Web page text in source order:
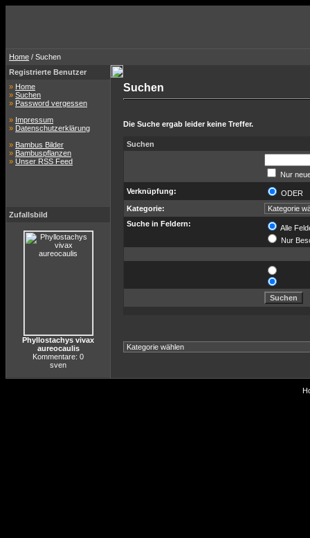
Home / Suchen
Registrierte Benutzer
» Home
» Suchen
» Password vergessen
» Impressum
» Datenschutzerklärung
» Bambus Bilder
» Bambuspflanzen
» Unser RSS Feed
Zufallsbild
Phyllostachys vivax
aureocaulis
Kommentare: 0
sven
Suchen
Die Suche ergab leider keine Treffer.
Suchen
Nur
Verknüpfung:
ODER
Kategorie:
Suche in Feldern:
Alle
Nur